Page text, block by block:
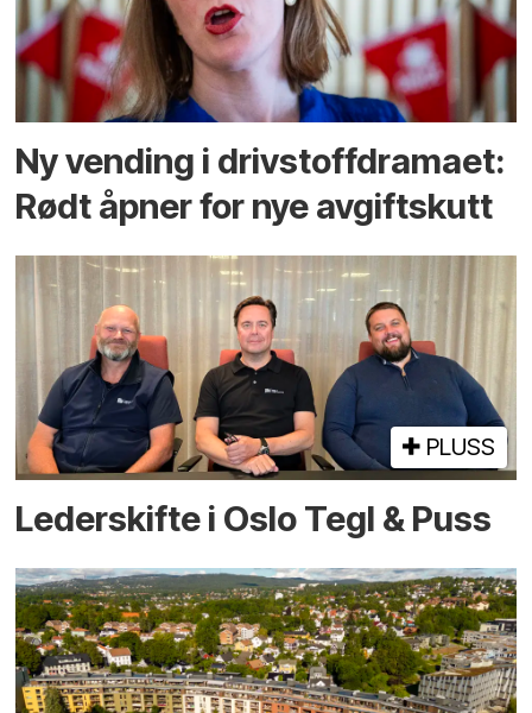
Ny vending i drivstoffdramaet:
Rødt åpner for nye avgiftskutt
PLUSS
Lederskifte i Oslo Tegl & Puss